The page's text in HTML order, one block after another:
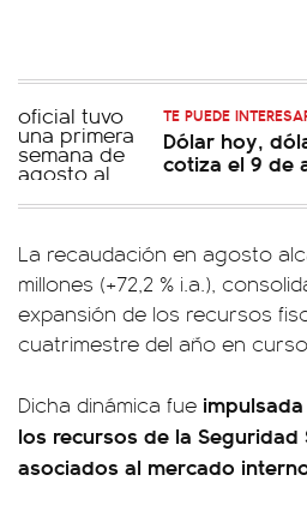
TE PUEDE
Dólar hoy,
cotiza el 9 de
La recaudación en agosto
millones (+72,2 % i.a.),
expansión de los recursos
cuatrimestre del año en
Dicha dinámica fue
los recursos de la Seguridad
asociados al mercado